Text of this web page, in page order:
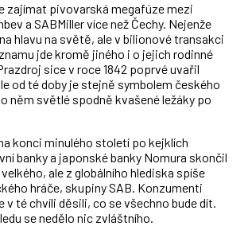
zajímat pivovarská megafúze mezi
a SABMiller více než Čechy. Nejenže
hlavu na světě, ale v bilionové transakci
jde kromě jiného i o jejich rodinné
sice v roce 1842 poprvé uvařil
od té doby je stejně symbolem českého
něm světlé spodně kvašené ležáky po
konci minulého století po kejklích
banky a japonské banky Nomura skončil
ale z globálního hlediska spíše
hráče, skupiny SAB. Konzumenti
v té chvíli děsili, co se všechno bude dít.
se nedělo nic zvláštního.